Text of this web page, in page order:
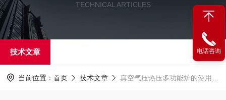
TECHNICAL ARTICLES
技术文章
当前位置： 首页 技术文章 真空气压热压多功能炉的使用指南
电话咨询